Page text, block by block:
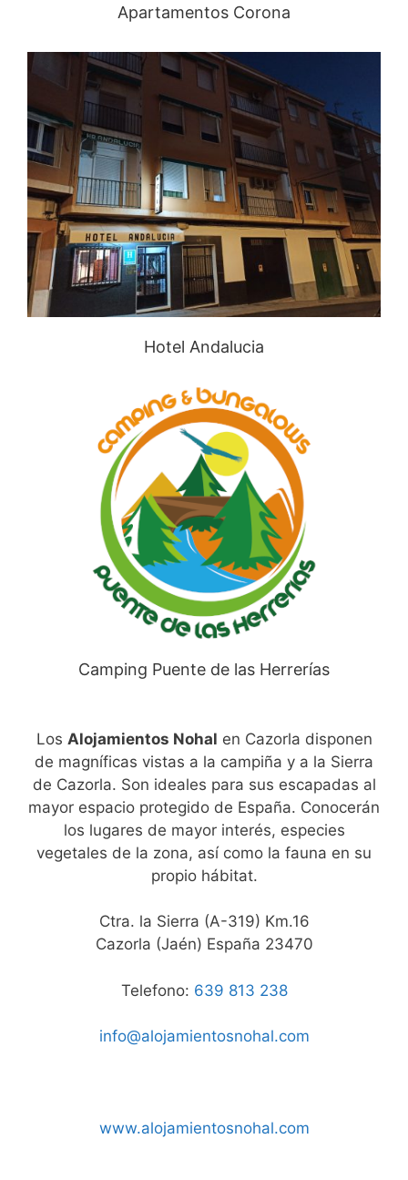
Apartamentos Corona
Hotel Andalucia
Camping Puente de las Herrerías
Los Alojamientos Nohal en Cazorla disponen
de magníficas vistas a la campiña y a la Sierra
de Cazorla. Son ideales para sus escapadas al
mayor espacio protegido de España. Conocerán
los lugares de mayor interés, especies
vegetales de la zona, así como la fauna en su
propio hábitat.
Ctra. la Sierra (A-319) Km.16
Cazorla (Jaén) España 23470
Telefono: 639 813 238
info@alojamientosnohal.com
www.alojamientosnohal.com